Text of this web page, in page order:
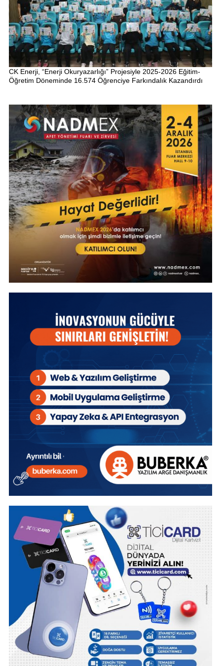
CK Enerji, “Enerji Okuryazarlığı” Projesiyle 2025-2026 Eğitim-
Öğretim Döneminde 16.574 Öğrenciye Farkındalık Kazandırdı